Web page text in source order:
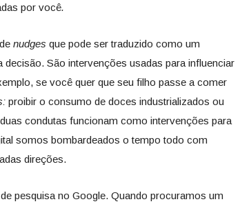
por você.
nudges que pode ser traduzido como um
decisão. São intervenções usadas para influenciar
se você quer que seu filho passe a comer
proibir o consumo de doces industrializados ou
condutas funcionam como intervenções para
somos bombardeados o tempo todo com
direções.
pesquisa no Google. Quando procuramos um